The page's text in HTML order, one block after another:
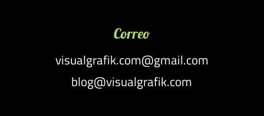
Correo
visualgrafik.com@gmail.com
blog@visualgrafik.com